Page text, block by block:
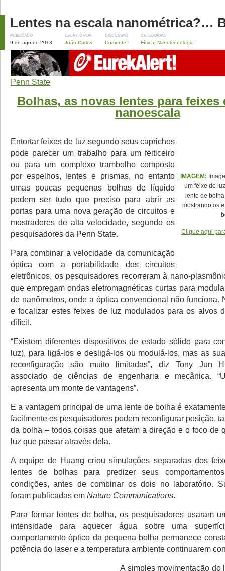
Lentes na escala nanométrica?…
PUBLICADO
9 de ago de 2013
ESCRITO POR
João Carlos
DISCUSSÃO
Comente!
CATEGORIAS
Física, Nanotecnologia
Penn State
Bolhas, as novas lentes para feixes
nanoescala
IMAGEM:
um feixe de
lente de
mostrando os
Clique aqui
Entortar feixes de luz segundo seus caprichos
pode parecer um trabalho para um feiticeiro
ou para um complexo trambolho composto
por espelhos, lentes e prismas, no entanto
umas poucas pequenas bolhas de líquido
podem ser tudo que preciso para abrir as
portas para uma nova geração de circuitos e
mostradores de alta velocidade, segundo os
pesquisadores da Penn State.
Para combinar a velocidade da comunicação
óptica com a portabilidade dos circuitos
eletrônicos, os pesquisadores recorreram à nano-
que empregam ondas eletromagnéticas curtas para
de nanômetros, onde a óptica convencional não funciona.
e focalizar estes feixes de luz modulados para os alvos
difícil.
“Existem diferentes dispositivos de estado sólido para
luz), para ligá-los e desligá-los ou modulá-los, mas as
reconfiguração são muito limitadas”, diz Tony Jun
associado de ciências de engenharia e mecânica.
apresenta um monte de vantagens”.
E a vantagem principal de uma lente de bolha é
facilmente os pesquisadores podem reconfigurar posição,
da bolha – todos coisas que afetam a direção e o foco de
luz que passar através dela.
A equipe de Huang criou simulações separadas dos
lentes de bolhas para predizer seus
condições, antes de combinar os dois no laboratório.
foram publicadas em Nature Communications.
Para formar lentes de bolha, os pesquisadores usaram
intensidade para aquecer água sobre uma
comportamento óptico da pequena bolha permanece
potência do laser e a temperatura ambiente continuarem
A simples movimentação do